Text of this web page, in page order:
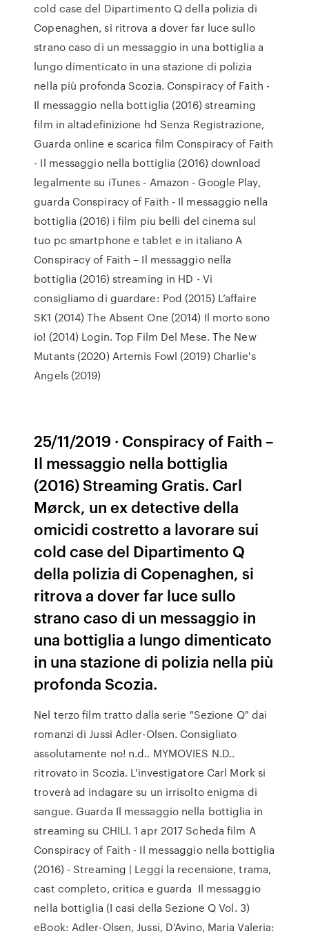
cold case del Dipartimento Q della polizia di
Copenaghen, si ritrova a dover far luce sullo
strano caso di un messaggio in una bottiglia a
lungo dimenticato in una stazione di polizia
nella più profonda Scozia. Conspiracy of Faith -
Il messaggio nella bottiglia (2016) streaming
film in altadefinizione hd Senza Registrazione,
Guarda online e scarica film Conspiracy of Faith
- Il messaggio nella bottiglia (2016) download
legalmente su iTunes - Amazon - Google Play,
guarda Conspiracy of Faith - Il messaggio nella
bottiglia (2016) i film piu belli del cinema sul
tuo pc smartphone e tablet e in italiano A
Conspiracy of Faith – Il messaggio nella
bottiglia (2016) streaming in HD - Vi
consigliamo di guardare: Pod (2015) L’affaire
SK1 (2014) The Absent One (2014) Il morto sono
io! (2014) Login. Top Film Del Mese. The New
Mutants (2020) Artemis Fowl (2019) Charlie's
Angels (2019)
25/11/2019 · Conspiracy of Faith –
Il messaggio nella bottiglia
(2016) Streaming Gratis. Carl
Mørck, un ex detective della
omicidi costretto a lavorare sui
cold case del Dipartimento Q
della polizia di Copenaghen, si
ritrova a dover far luce sullo
strano caso di un messaggio in
una bottiglia a lungo dimenticato
in una stazione di polizia nella più
profonda Scozia.
Nel terzo film tratto dalla serie "Sezione Q" dai
romanzi di Jussi Adler-Olsen. Consigliato
assolutamente no! n.d.. MYMOVIES N.D..
ritrovato in Scozia. L'investigatore Carl Mork si
troverà ad indagare su un irrisolto enigma di
sangue. Guarda Il messaggio nella bottiglia in
streaming su CHILI. 1 apr 2017 Scheda film A
Conspiracy of Faith - Il messaggio nella bottiglia
(2016) - Streaming | Leggi la recensione, trama,
cast completo, critica e guarda Il messaggio
nella bottiglia (I casi della Sezione Q Vol. 3)
eBook: Adler-Olsen, Jussi, D'Avino, Maria Valeria: